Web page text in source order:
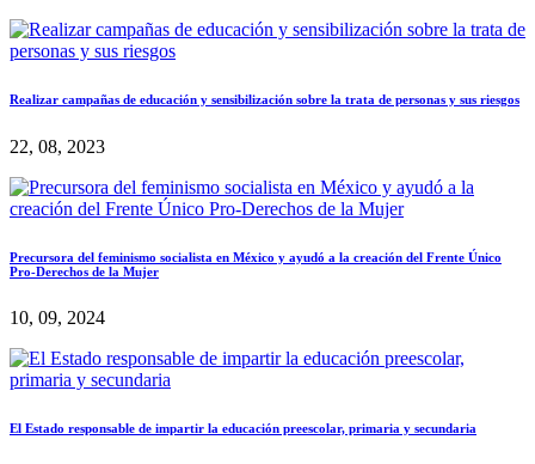
Realizar campañas de educación y sensibilización sobre la trata de personas y sus riesgos
22, 08, 2023
Precursora del feminismo socialista en México y ayudó a la creación del Frente Único
Pro-Derechos de la Mujer
10, 09, 2024
El Estado responsable de impartir la educación preescolar, primaria y secundaria